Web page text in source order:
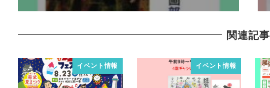
関連記事
イベント情報 イベント情報